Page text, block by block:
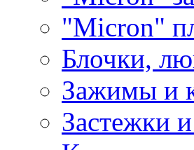
"Micron"
Блочки,
Зажимы и
Застежки